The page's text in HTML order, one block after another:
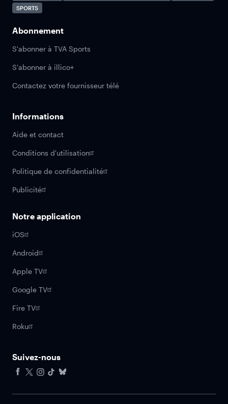
SPORTS
Abonnement
S'abonner à TVA Sports
S'abonner à illico+
Contactez votre fournisseur télé
Informations
Aide et contact
Conditions d'utilisation
Politique de confidentialité
Publicité
Notre application
iOS
Android
Apple TV
Google TV
Fire TV
Roku
Suivez-nous